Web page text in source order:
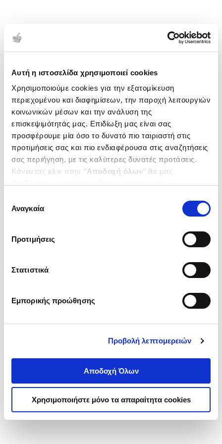
Αυτή η ιστοσελίδα χρησιμοποιεί cookies
Χρησιμοποιούμε cookies για την εξατομίκευση
περιεχομένου και διαφημίσεων, την παροχή λειτουργιών
κοινωνικών μέσων και την ανάλυση της
επισκεψιμότητάς μας. Επιδίωξη μας είναι σας
προσφέρουμε μία όσο το δυνατό πιο ταιριαστή στις
προτιμήσεις σας και πιο ενδιαφέρουσα στις αναζητήσεις
σας περιήγηση, με τις καλύτερες δυνατές προτάσεις.
Κάνοντας κλικ στην ‘’Αποδοχή όλων’’ θα μας
ενδιαφέρουν και να επιλέξετε από τα παρακάτω με την
΄΄και να ενημερωθείτε σχετικά με
συγκατάθεσης
Αναγκαία
Προτιμήσεις
Στατιστικά
Εμπορικής προώθησης
Προβολή λεπτομερειών
Αποδοχή Όλων
Χρησιμοποιήστε μόνο τα απαραίτητα cookies